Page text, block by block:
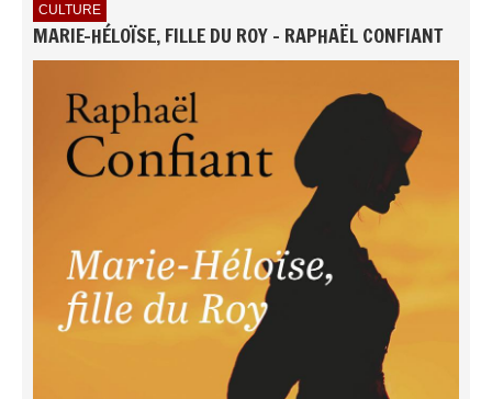
CULTURE
MARIE-HÉLOÏSE, FILLE DU ROY - RAPHAËL CONFIANT